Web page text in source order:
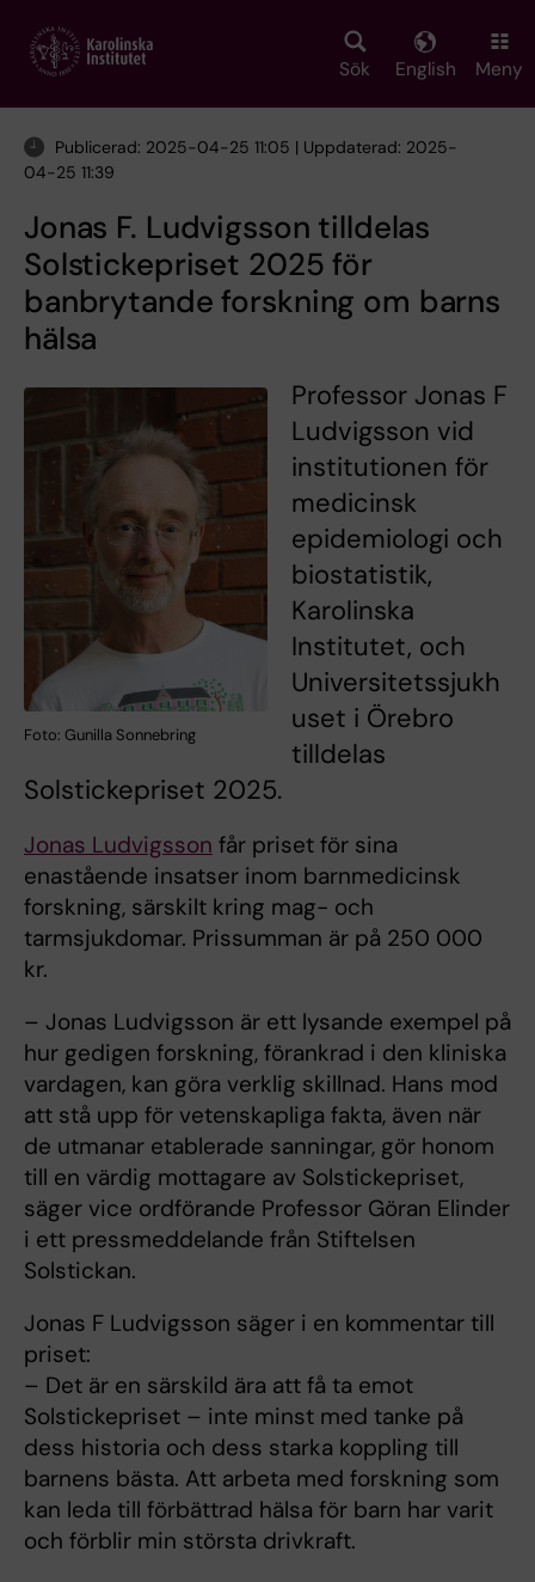
main
Sök English Meny
Publicerad: 2025-04-25 11:05 | Uppdaterad: 2025-
04-25 11:39
Jonas F. Ludvigsson tilldelas
Solstickepriset 2025 för
banbrytande forskning om barns
hälsa
Foto: Gunilla Sonnebring
Professor Jonas F
Ludvigsson vid
institutionen för
medicinsk
epidemiologi och
biostatistik,
Karolinska
Institutet, och
Universitetssjukh
uset i Örebro
tilldelas
Solstickepriset 2025.
Jonas Ludvigsson får priset för sina
enastående insatser inom barnmedicinsk
forskning, särskilt kring mag- och
tarmsjukdomar. Prissumman är på 250 000
kr.
– Jonas Ludvigsson är ett lysande exempel på
hur gedigen forskning, förankrad i den kliniska
vardagen, kan göra verklig skillnad. Hans mod
att stå upp för vetenskapliga fakta, även när
de utmanar etablerade sanningar, gör honom
till en värdig mottagare av Solstickepriset,
säger vice ordförande Professor Göran Elinder
i ett pressmeddelande från Stiftelsen
Solstickan.
Jonas F Ludvigsson säger i en kommentar till
priset:
– Det är en särskild ära att få ta emot
Solstickepriset – inte minst med tanke på
dess historia och dess starka koppling till
barnens bästa. Att arbeta med forskning som
kan leda till förbättrad hälsa för barn har varit
och förblir min största drivkraft.